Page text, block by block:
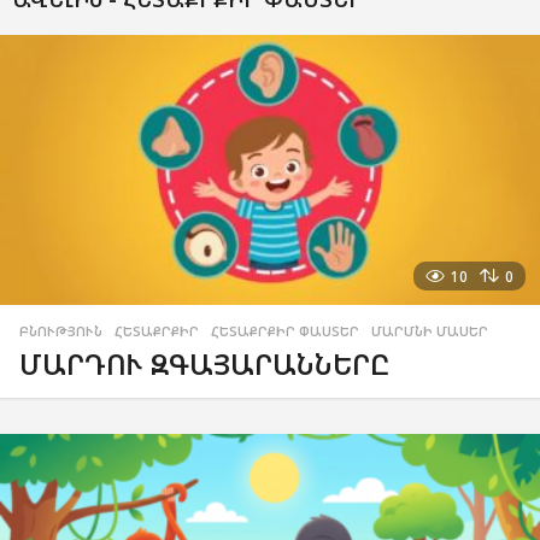
10 0
ԲՆՈՒԹՅՈՒՆ ,ՀԵՏԱՔՐՔԻՐ ,ՀԵՏԱՔՐՔԻՐ ՓԱՍՏԵՐ ,ՄԱՐՄՆԻ ՄԱՍԵՐ
ՄԱՐԴՈՒ ԶԳԱՅԱՐԱՆՆԵՐԸ